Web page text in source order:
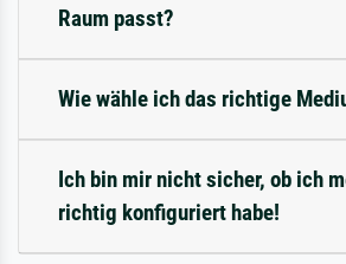
Raum passt?
Wie wähle ich das richtige
Ich bin mir nicht sicher, ob ich
richtig konfiguriert habe!